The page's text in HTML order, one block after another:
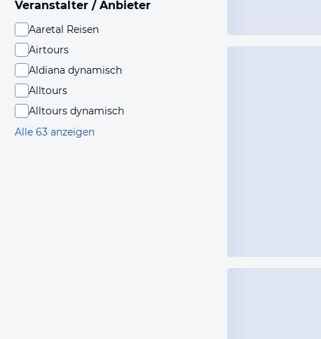
Veranstalter / Anbieter
Aaretal Reisen
Airtours
Aldiana dynamisch
Alltours
Alltours dynamisch
Alle 63 anzeigen